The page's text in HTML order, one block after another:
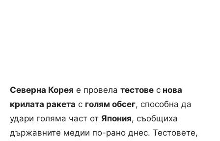
Северна Корея е провела тестове с нова
крилата ракета с голям обсег, способна да
удари голяма част от Япония, съобщиха
държавните медии по-рано днес. Тестовете,